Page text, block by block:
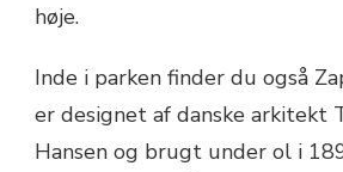
høje.
Inde i parken finder du også
er designet af danske arkitekt
Hansen og brugt under ol i